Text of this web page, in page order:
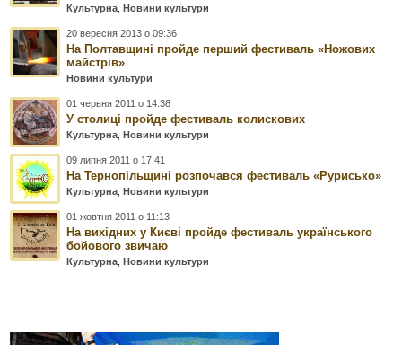
Культурна ,Новини культури
20 вересня 2013 о 09:36
На Полтавщині пройде перший фестиваль «Ножових
майстрів»
Новини культури
01 червня 2011 о 14:38
У столиці пройде фестиваль колискових
Культурна ,Новини культури
09 липня 2011 о 17:41
На Тернопільщині розпочався фестиваль «Рурисько»
Культурна ,Новини культури
01 жовтня 2011 о 11:13
На вихідних у Києві пройде фестиваль українського
бойового звичаю
Культурна ,Новини культури